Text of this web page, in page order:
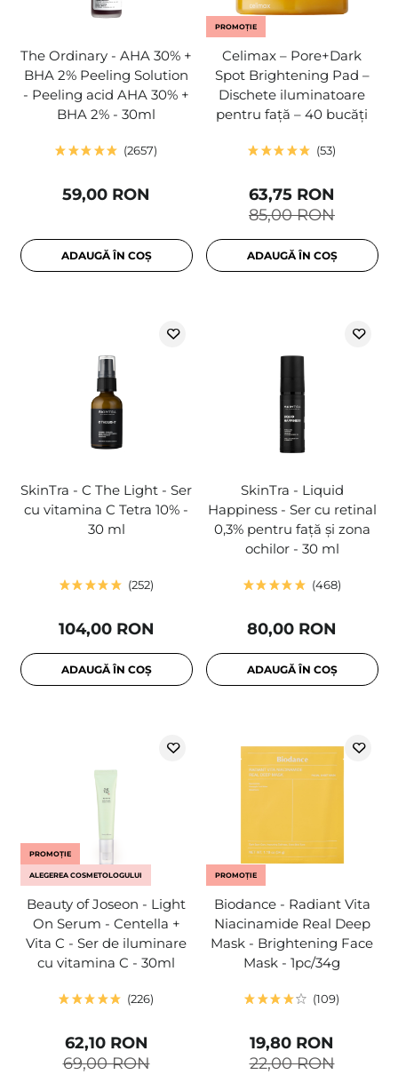
The Ordinary - AHA 30% +
BHA 2% Peeling Solution
- Peeling acid AHA 30% +
BHA 2% - 30ml
2657
59,00 RON
ADAUGĂ ÎN COȘ
PROMOȚIE
Celimax – Pore+Dark
Spot Brightening Pad –
Dischete iluminatoare
pentru față – 40 bucăți
53
85,00 RON
63,75 RON
ADAUGĂ ÎN COȘ
SkinTra - C The Light - Ser
cu vitamina C Tetra 10% -
30 ml
252
104,00 RON
ADAUGĂ ÎN COȘ
SkinTra - Liquid
Happiness - Ser cu retinal
0,3% pentru față și zona
ochilor - 30 ml
468
80,00 RON
ADAUGĂ ÎN COȘ
PROMOȚIE
ALEGEREA COSMETOLOGULUI
Beauty of Joseon - Light
On Serum - Centella +
Vita C - Ser de iluminare
cu vitamina C - 30ml
226
69,00 RON
62,10 RON
PROMOȚIE
Biodance - Radiant Vita
Niacinamide Real Deep
Mask - Brightening Face
Mask - 1pc/34g
109
22,00 RON
19,80 RON